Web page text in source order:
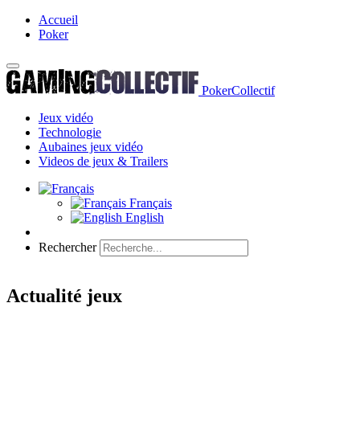
Accueil
Poker
PokerCollectif
Jeux vidéo
Technologie
Aubaines jeux vidéo
Videos de jeux & Trailers
Français
English
Rechercher
Actualité jeux